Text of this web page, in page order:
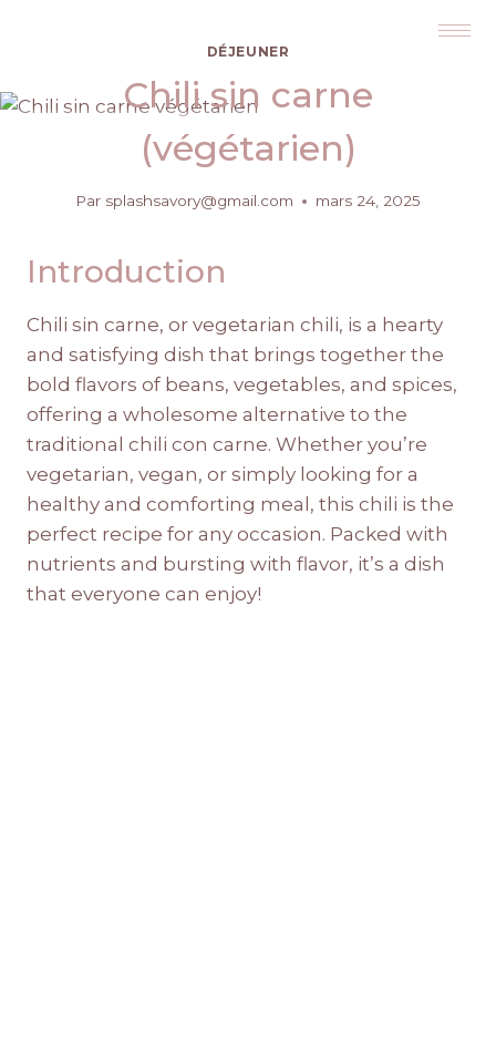
DÉJEUNER
Chili sin carne
(végétarien)
Par splashsavory@gmail.com mars 24, 2025
Introduction
Chili sin carne, or vegetarian chili, is a hearty
and satisfying dish that brings together the
bold flavors of beans, vegetables, and spices,
offering a wholesome alternative to the
traditional chili con carne. Whether you’re
vegetarian, vegan, or simply looking for a
healthy and comforting meal, this chili is the
perfect recipe for any occasion. Packed with
nutrients and bursting with flavor, it’s a dish
that everyone can enjoy!